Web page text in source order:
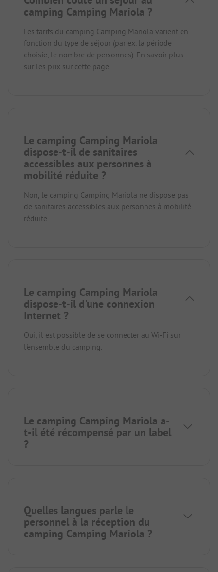
camping Camping Mariola ?
Les tarifs du camping Camping Mariola varient en
fonction du type de séjour (par ex. la période
choisie, le nombre de personnes). En savoir plus
sur les prix sur cette page.
Le camping Camping Mariola
dispose-t-il de sanitaires
accessibles aux personnes à
mobilité réduite ?
Non, le camping Camping Mariola ne dispose pas
de sanitaires accessibles aux personnes à mobilité
réduite.
Le camping Camping Mariola
dispose-t-il d'une connexion
Internet ?
Oui, il est possible de se connecter au Wi-Fi sur
l'ensemble du camping.
Le camping Camping Mariola a-
t-il été récompensé par un label
?
Quelles langues parle le
personnel à la réception du
camping Camping Mariola ?